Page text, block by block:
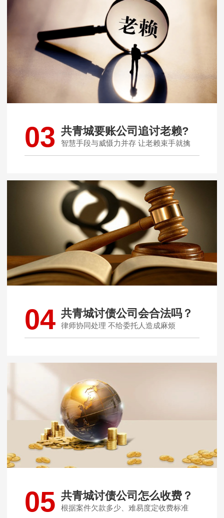
03 共青城要账公司追讨老赖?
智慧手段与威慑力并存 让老赖束手就擒
04 共青城讨债公司会合法吗？
律师协同处理 不给委托人造成麻烦
05 共青城讨债公司怎么收费？
根据案件欠款多少、难易度定收费标准